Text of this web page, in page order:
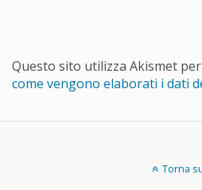
Questo sito utilizza Akismet
come vengono elaborati i dati
Torna